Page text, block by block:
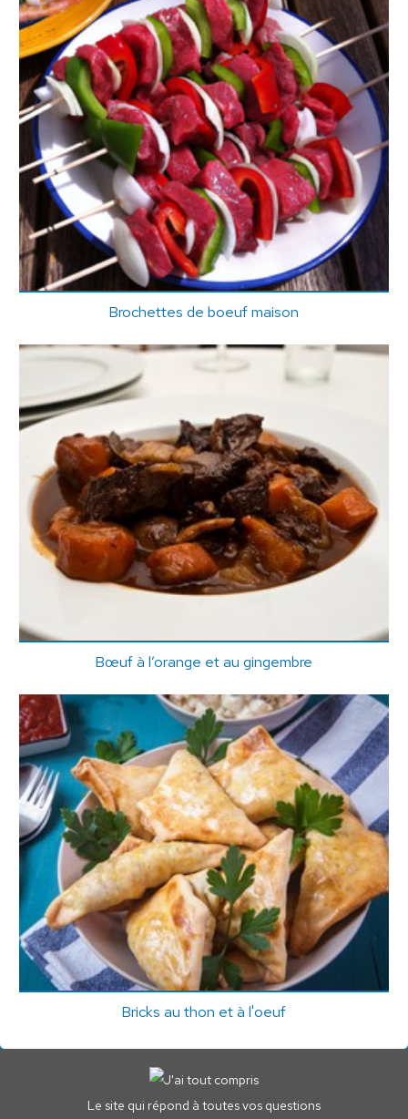
Brochettes de boeuf maison
Bœuf à l’orange et au gingembre
Bricks au thon et à l'oeuf
Le site qui répond à toutes vos questions